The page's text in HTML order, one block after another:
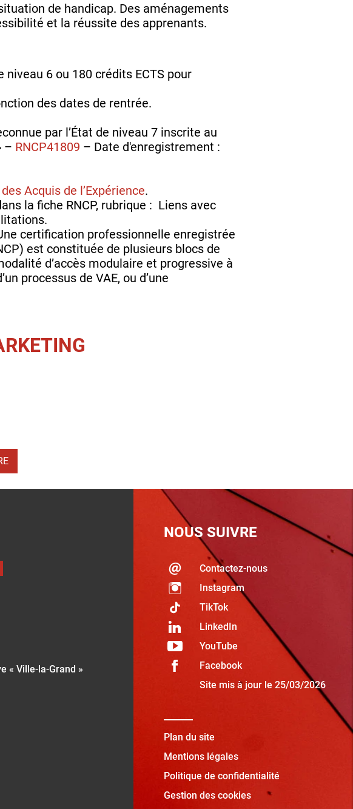
de handicap. Des aménagements
et la réussite des apprenants.
niveau 6 ou 180 crédits ECTS pour
des dates de rentrée.
par l’État de niveau 7 inscrite au
– RNCP41809 – Date d'enregistrement :
Acquis de l’Expérience.
la fiche RNCP, rubrique : Liens avec
certification professionnelle enregistrée
est constituée de plusieurs blocs de
d’accès modulaire et progressive à
processus de VAE, ou d’une
« Ville-la-Grand »
NOUS SUIVRE
Contactez-nous
Instagram
TikTok
LinkedIn
YouTube
Facebook
Site mis à jour le 25/03/2026
Plan du site
Mentions légales
Politique de confidentialité
Gestion des cookies